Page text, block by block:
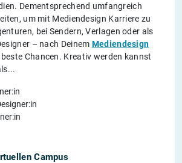
Dementsprechend umfangreich
um mit Mediendesign Karriere zu
bei Sendern, Verlagen oder als
– nach Deinem Mediendesign
Chancen. Kreativ werden kannst
Campus